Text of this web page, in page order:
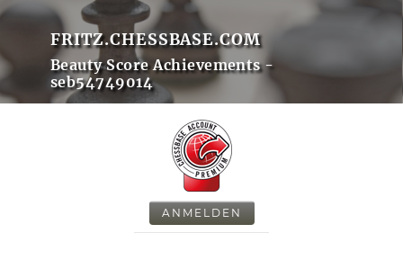
FRITZ.CHESSBASE.COM
Beauty Score Achievements -
seb54749014
ANMELDEN